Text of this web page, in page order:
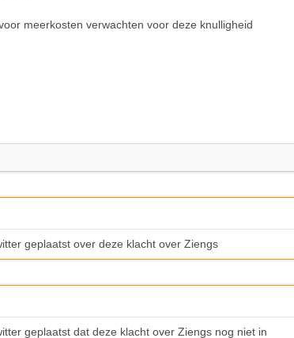
meerkosten verwachten voor deze knulligheid
geplaatst over deze klacht over Ziengs
geplaatst dat deze klacht over Ziengs nog niet in